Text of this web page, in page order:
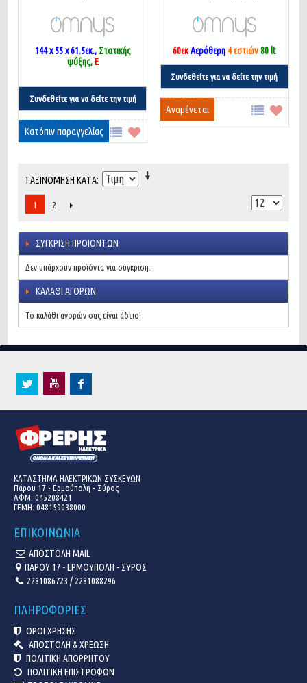
144 x 55 x 61.5εκ., Στατικής
ψύξης,E
Συνδεθείτε για να δείτε την τιμή
Κατόπιν παραγγελίας
60εκ Αερόθερη 4 εστιών 80 lt
Συνδεθείτε για να δείτε την τιμή
Αναμένεται
ΤΑΞΙΝΌΜΗΣΗ ΚΑΤΆ
1 2
ΣΎΓΚΡΙΣΗ ΠΡΟΙΌΝΤΩΝ
Δεν υπάρχουν προϊόντα για σύγκριση.
ΚΑΛΆΘΙ ΑΓΟΡΏΝ
Το καλάθι αγορών σας είναι άδειο!
ΚΑΤΑΣΤΗΜΑ ΗΛΕΚΤΡΙΚΩΝ ΣΥΣΚΕΥΩΝ
Πάρου 17 - Ερμούπολη - Σύρος
ΑΦΜ: 045208421
ΓΕΜΗ: 048159038000
ΕΠΙΚΟΙΝΩΝΙΑ
ΑΠΟΣΤΟΛΗ MAIL
ΠΑΡΟΥ 17 - ΕΡΜΟΥΠΟΛΗ - ΣΥΡΟΣ
2281086723 / 2281088296
ΠΛΗΡΟΦΟΡΙΕΣ
ΟΡΟΙ ΧΡΗΣΗΣ
ΑΠΟΣΤΟΛΗ & ΧΡΕΩΣΗ
ΠΟΛΙΤΙΚΗ ΑΠΟΡΡΗΤΟΥ
ΠΟΛΙΤΙΚΗ ΕΠΙΣΤΡΟΦΩΝ